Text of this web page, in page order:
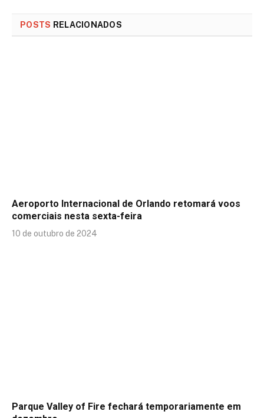
POSTS RELACIONADOS
Aeroporto Internacional de Orlando retomará voos
comerciais nesta sexta-feira
10 de outubro de 2024
Parque Valley of Fire fechará temporariamente em